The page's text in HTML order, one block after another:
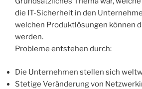
die IT-Sicherheit in den
welchen Produktlösungen können
werden.
Probleme entstehen durch:
Die Unternehmen stellen sich
Stetige Veränderung von